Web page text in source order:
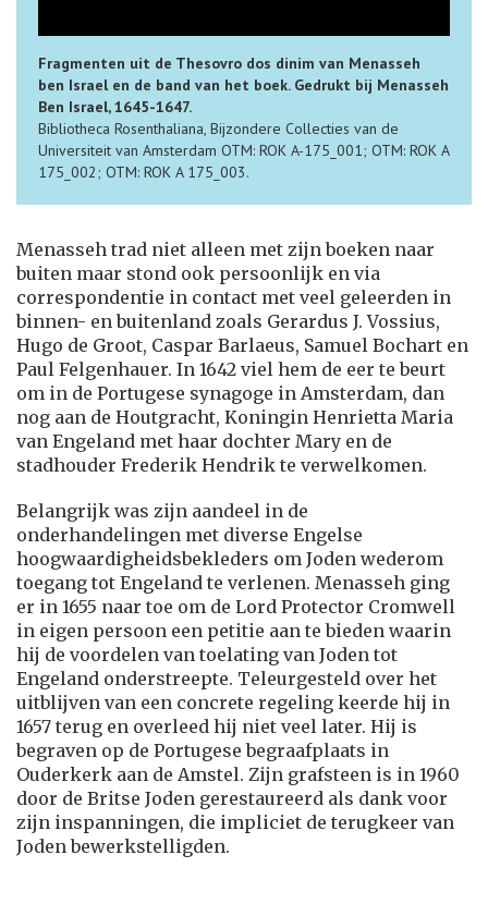
Fragmenten uit de Thesovro dos dinim van Menasseh
ben Israel en de band van het boek. Gedrukt bij Menasseh
Ben Israel, 1645-1647.
Bibliotheca Rosenthaliana, Bijzondere Collecties van de
Universiteit van Amsterdam OTM: ROK A-175_001; OTM: ROK A
175_002; OTM: ROK A 175_003.
Menasseh trad niet alleen met zijn boeken naar
buiten maar stond ook persoonlijk en via
correspondentie in contact met veel geleerden in
binnen- en buitenland zoals Gerardus J. Vossius,
Hugo de Groot, Caspar Barlaeus, Samuel Bochart en
Paul Felgenhauer. In 1642 viel hem de eer te beurt
om in de Portugese synagoge in Amsterdam, dan
nog aan de Houtgracht, Koningin Henrietta Maria
van Engeland met haar dochter Mary en de
stadhouder Frederik Hendrik te verwelkomen.
Belangrijk was zijn aandeel in de
onderhandelingen met diverse Engelse
hoogwaardigheidsbekleders om Joden wederom
toegang tot Engeland te verlenen. Menasseh ging
er in 1655 naar toe om de Lord Protector Cromwell
in eigen persoon een petitie aan te bieden waarin
hij de voordelen van toelating van Joden tot
Engeland onderstreepte. Teleurgesteld over het
uitblijven van een concrete regeling keerde hij in
1657 terug en overleed hij niet veel later. Hij is
begraven op de Portugese begraafplaats in
Ouderkerk aan de Amstel. Zijn grafsteen is in 1960
door de Britse Joden gerestaureerd als dank voor
zijn inspanningen, die impliciet de terugkeer van
Joden bewerkstelligden.